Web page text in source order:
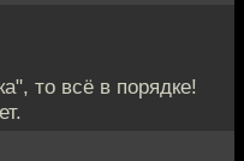
то всё в порядке!